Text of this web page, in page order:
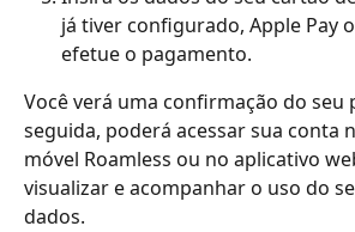
já tiver configurado, Apple Pay
efetue o pagamento.
Você verá uma confirmação do seu
seguida, poderá acessar sua conta
móvel Roamless ou no aplicativo
visualizar e acompanhar o uso do
dados.